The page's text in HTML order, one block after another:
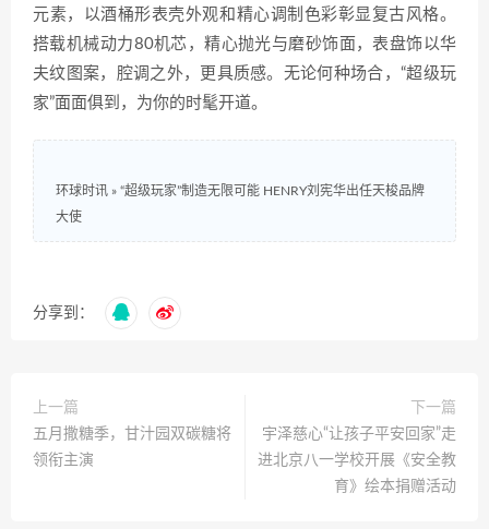
元素，以酒桶形表壳外观和精心调制色彩彰显复古风格。
搭载机械动力80机芯，精心抛光与磨砂饰面，表盘饰以华
夫纹图案，腔调之外，更具质感。无论何种场合，“超级玩
家”面面俱到，为你的时髦开道。
环球时讯 » “超级玩家”制造无限可能 HENRY刘宪华出任天梭品牌
大使
分享到：
上一篇
五月撒糖季，甘汁园双碳糖将
领衔主演
下一篇
宇泽慈心“让孩子平安回家”走
进北京八一学校开展《安全教
育》绘本捐赠活动